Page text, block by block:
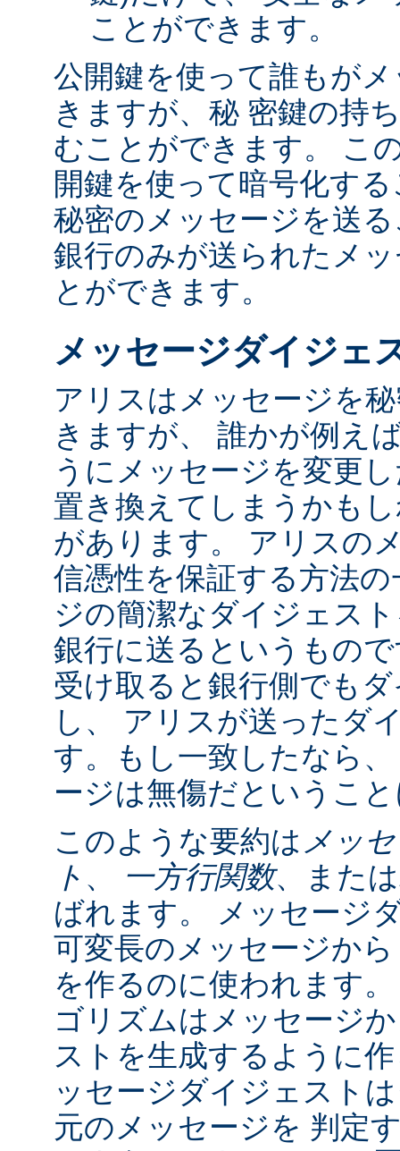
ことができます。
公開鍵を使って誰もが
きますが、秘 密鍵の持
むことができます。 こ
開鍵を使って暗号化す
秘密のメッセージを送
銀行のみが送られたメ
とができます。
メッセージダイジェ
アリスはメッセージを
きますが、 誰かが例え
うにメッセージを変更
置き換えてしまうかも
があります。 アリスの
信憑性を保証する方法
ジの簡潔なダイジェス
銀行に送るというもの
受け取ると銀行側でも
し、 アリスが送ったダ
す。もし一致したなら
ージは無傷だというこ
このような要約は メッ
ト 、 一方行関数、または
ばれます。 メッセージ
可変長のメッセージか
を作るのに使われます
ゴリズムはメッセージ
ストを生成するように
ッセージダイジェスト
元のメッセージを 判定